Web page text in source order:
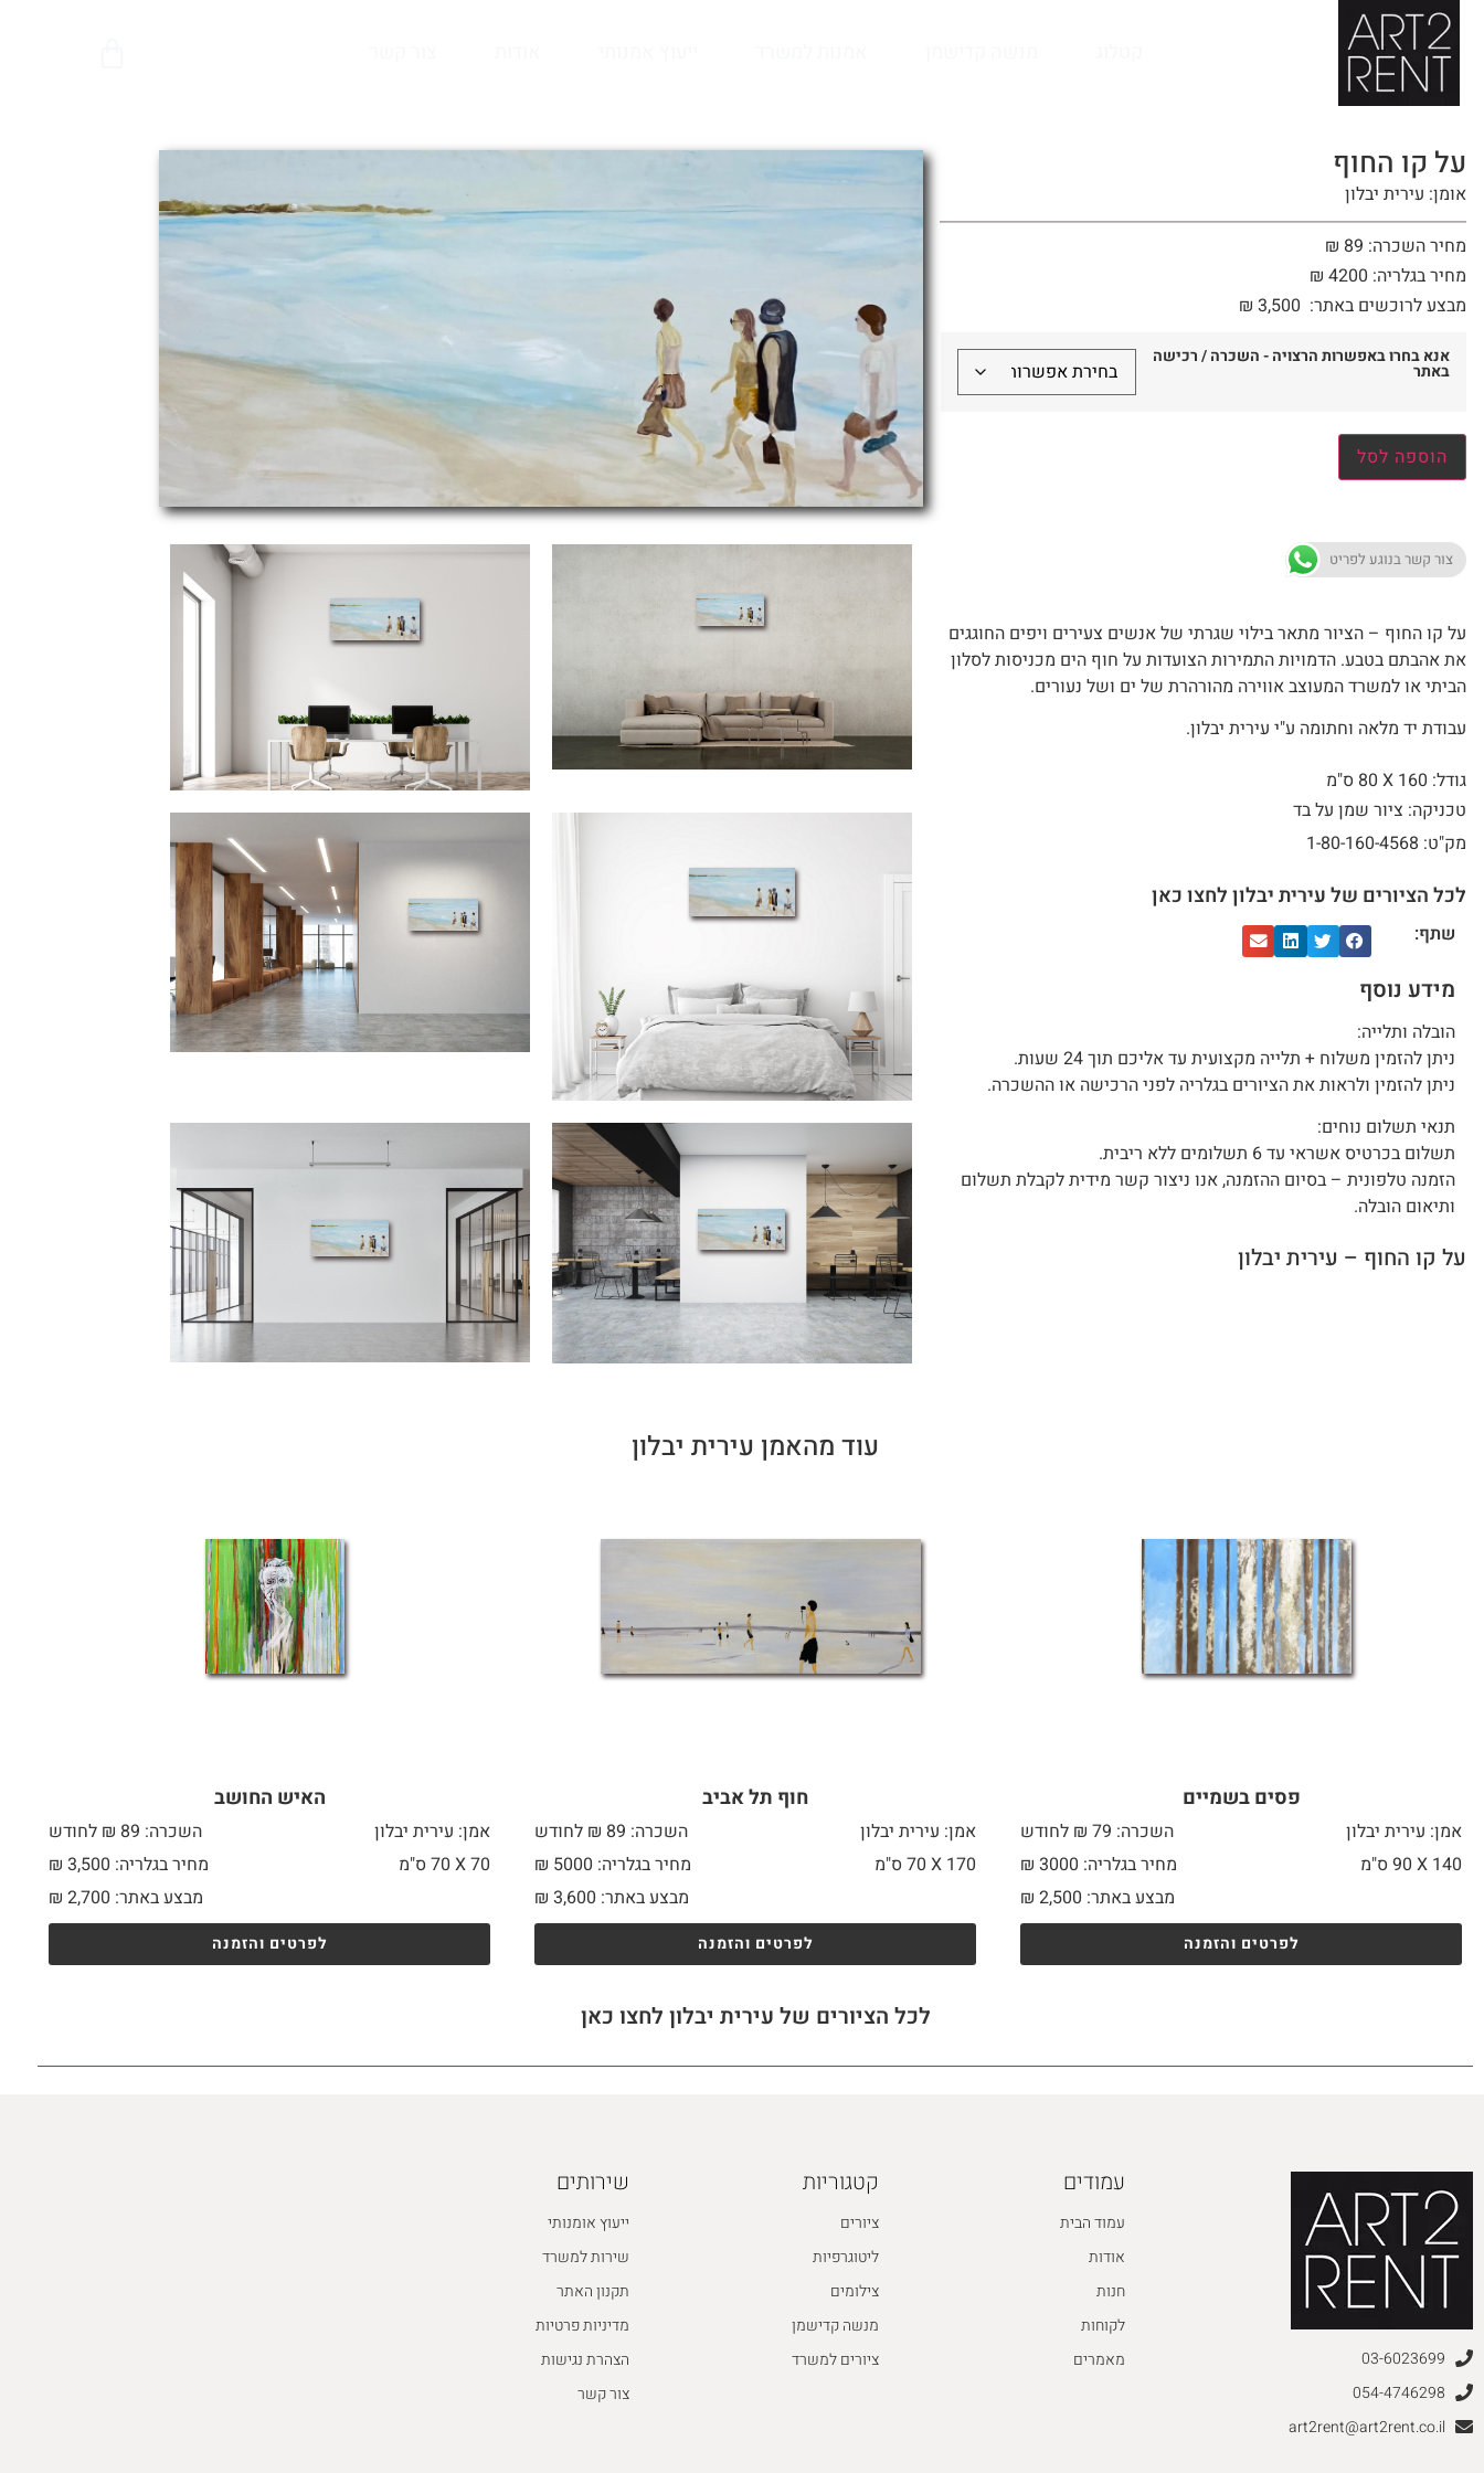
לתוכן
על קו החוף
אומן: עירית יבלון
מחיר השכרה: 89 ₪
מחיר בגלריה: 4200 ₪
מבצע לרוכשים באתר:
₪ 3,500
אנא בחרו באפשרות הרצויה - השכרה / רכישה
באתר
הוספה לסל
צור קשר בנוגע לפריט
על קו החוף – הציור מתאר בילוי שגרתי של אנשים צעירים ויפים החוגגים
את אהבתם בטבע. הדמויות התמירות הצועדות על חוף הים מכניסות לסלון
הביתי או למשרד המעוצב אווירה מהורהרת של ים ושל נעורים.
עבודת יד מלאה וחתומה ע"י עירית יבלון.
גודל: 160 X
80 ס"מ
טכניקה: ציור שמן על בד
מק"ט: 1-80-160-4568
לכל הציורים של עירית יבלון לחצו כאן
שתף:
מידע נוסף
הובלה ותלייה:
ניתן להזמין משלוח + תלייה מקצועית עד אליכם תוך 24 שעות.
ניתן להזמין ולראות את הציורים בגלריה לפני הרכישה או ההשכרה.
תנאי תשלום נוחים:
תשלום בכרטיס אשראי עד 6 תשלומים ללא ריבית.
הזמנה טלפונית – בסיום ההזמנה, אנו ניצור קשר מידית לקבלת תשלום
ותיאום הובלה.
על קו החוף – עירית יבלון
עוד מהאמן עירית יבלון
פסים בשמיים
אמן: עירית יבלון
השכרה: 79 ₪ לחודש
140 X
מחיר בגלריה: 3000 ₪
מבצע באתר:
₪ 2,500
לפרטים והזמנה
חוף תל אביב
אמן: עירית יבלון
השכרה: 89 ₪ לחודש
170 X
מחיר בגלריה: 5000 ₪
מבצע באתר:
₪ 3,600
לפרטים והזמנה
האיש החושב
אמן: עירית יבלון
השכרה: 89 ₪ לחודש
70 X
מחיר בגלריה: 3,500 ₪
מבצע באתר:
₪ 2,700
לפרטים והזמנה
לכל הציורים של עירית יבלון לחצו כאן
03-6023699
054-4746298
art2rent@art2rent.co.il
עמודים
עמוד הבית
אודות
חנות
לקוחות
מאמרים
קטגוריות
ציורים
ליטוגרפיות
צילומים
מנשה קדישמן
ציורים למשרד
שירותים
ייעוץ אומנותי
שירות למשרד
תקנון האתר
מדיניות פרטיות
הצהרת נגישות
צור קשר